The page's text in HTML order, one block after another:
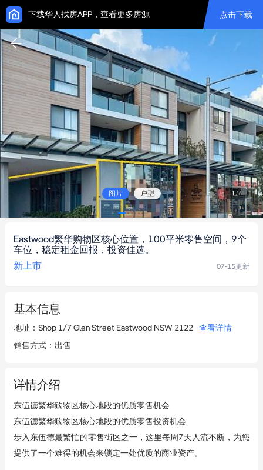
下载华人找房APP，查看更多房源 点击下载
图片 户型 1/6
Eastwood繁华购物区核心位置，100平米零售空间，9个
车位，稳定租金回报，投资佳选。
新上市
07-15更新
基本信息
地址 ： Shop 1/7 Glen Street Eastwood NSW 2122
查看详情
销售方式 ： 出售
详情介绍
东伍德繁华购物区核心地段的优质零售机会
东伍德繁华购物区核心地段的优质零售投资机会
步入东伍德最繁忙的零售街区之一，这里每周7天人流不断，为您
提供了一个难得的机会来锁定一处优质的商业资产。